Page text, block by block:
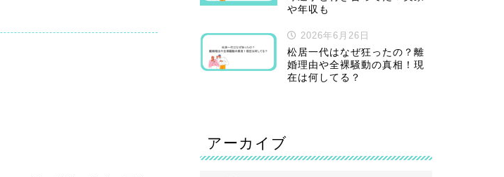
や年収も
2026年6月26日
松居一代はなぜ狂ったの？離
婚理由や全裸騒動の真相！現
在は何してる？
アーカイブ